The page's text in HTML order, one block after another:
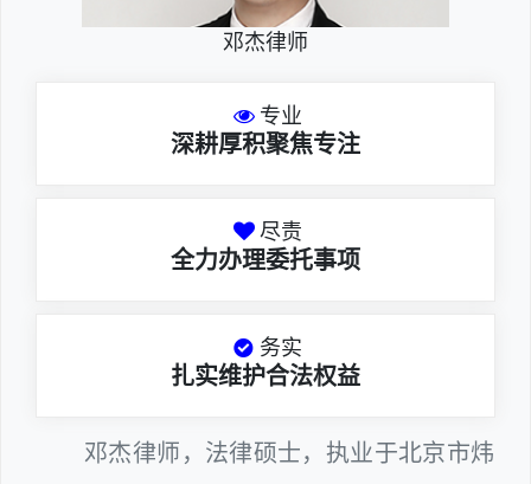
邓杰律师
专业
深耕厚积聚焦专注
尽责
全力办理委托事项
务实
扎实维护合法权益
邓杰律师，法律硕士，执业于北京市炜